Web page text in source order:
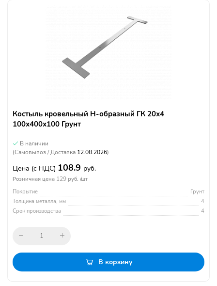
Костыль кровельный Н-образный ГК 20х4
100х400х100 Грунт
В наличии
(Самовывоз / Доставка 12.08.2026)
Цена (с НДС) 108.9 руб.
Розничная цена 129 руб. /шт
Покрытие
Грунт
Толщина металла, мм
4
Срок производства
4
В корзину